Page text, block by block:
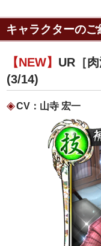
キャラクターのご
【NEW】 UR［
(3/14)
CV：山寺 宏一